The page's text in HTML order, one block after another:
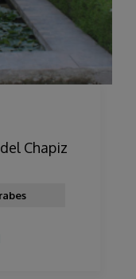
Chapiz